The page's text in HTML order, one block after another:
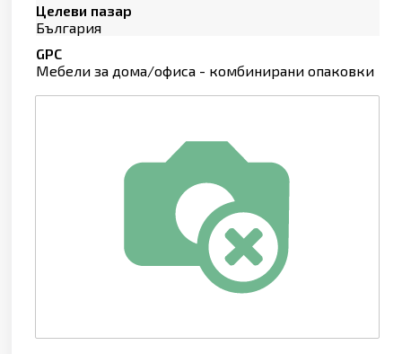
Целеви пазар
България
GPC
Мебели за дома/офиса - комбинирани опаковки